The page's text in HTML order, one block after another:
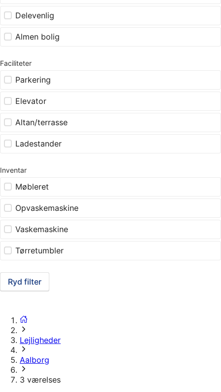
Delevenlig
Almen bolig
Faciliteter
Parkering
Elevator
Altan/terrasse
Ladestander
Inventar
Møbleret
Opvaskemaskine
Vaskemaskine
Tørretumbler
Ryd filter
Lejligheder
Aalborg
3 værelses